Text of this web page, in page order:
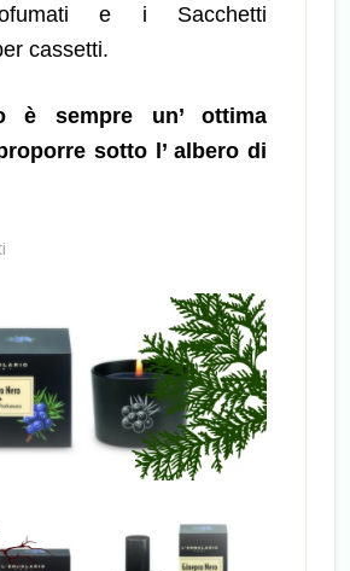
e i Sacchetti
cassetti.
è sempre un’ ottima
sotto l’ albero di